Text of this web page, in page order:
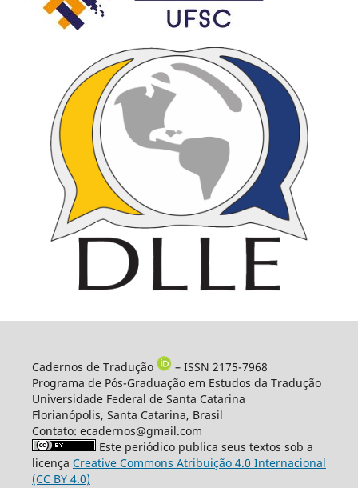
Cadernos de Tradução
– ISSN 2175-7968
Programa de Pós-Graduação em Estudos da Tradução
Universidade Federal de Santa Catarina
Florianópolis, Santa Catarina, Brasil
Contato: ecadernos@gmail.com
Este periódico publica seus textos sob a
licença Creative Commons Atribuição 4.0 Internacional
(CC BY 4.0)